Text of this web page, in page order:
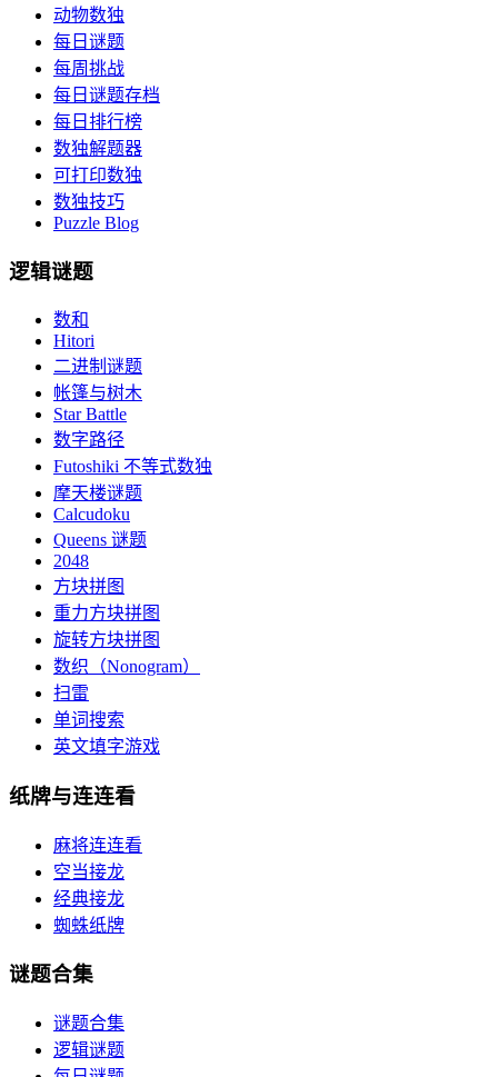
动物数独
每日谜题
每周挑战
每日谜题存档
每日排行榜
数独解题器
可打印数独
数独技巧
Puzzle Blog
逻辑谜题
数和
Hitori
二进制谜题
帐篷与树木
Star Battle
数字路径
Futoshiki 不等式数独
摩天楼谜题
Calcudoku
Queens 谜题
2048
方块拼图
重力方块拼图
旋转方块拼图
数织（Nonogram）
扫雷
单词搜索
英文填字游戏
纸牌与连连看
麻将连连看
空当接龙
经典接龙
蜘蛛纸牌
谜题合集
谜题合集
逻辑谜题